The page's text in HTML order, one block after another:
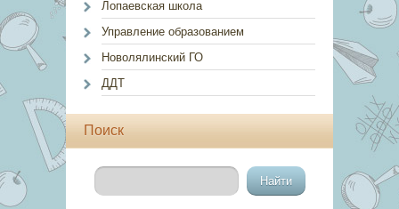
Лопаевская школа
Управление образованием
Новолялинский ГО
ДДТ
Поиск